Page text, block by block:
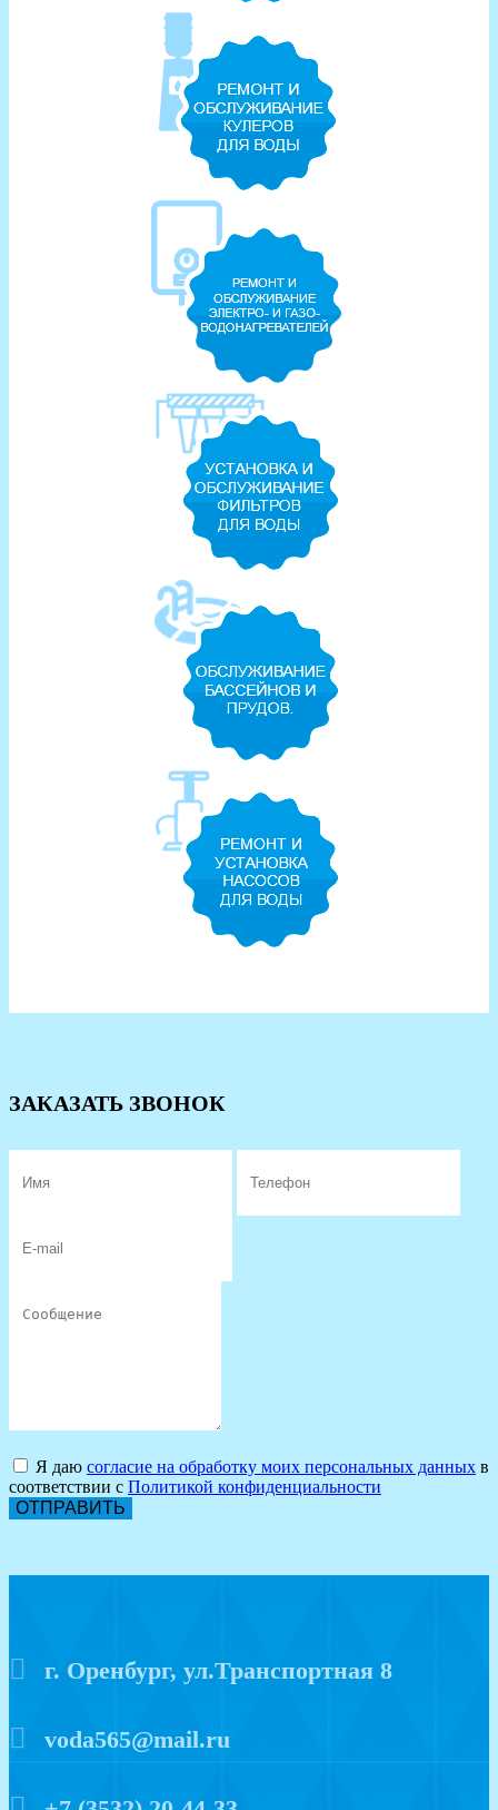
ЗАКАЗАТЬ ЗВОНОК
Я даю согласие на обработку моих персональных данных в
соответствии с Политикой конфиденциальности
ОТПРАВИТЬ
г. Оренбург, ул.Транспортная 8
voda565@mail.ru